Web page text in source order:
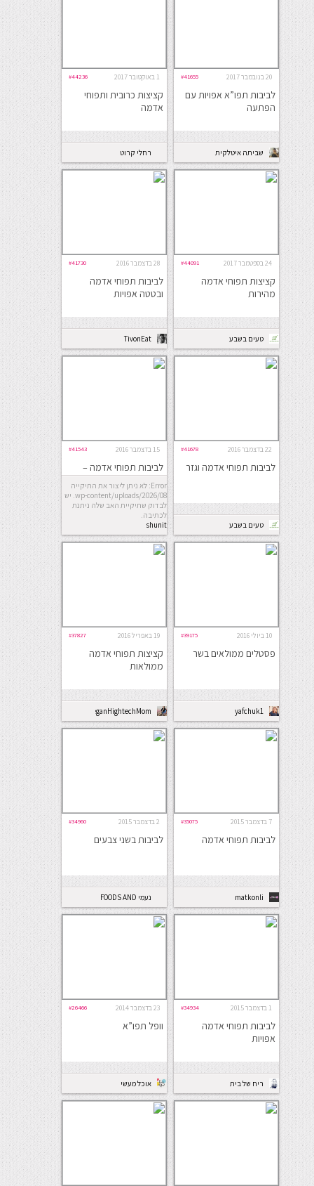
20 בנובמבר 2017 #41655
לביבות תפו”א אפויות עם
הפתעה
שביתה איטלקית
1 באוקטובר 2017 #44236
קציצות כרובית ותפוחי
אדמה
רחלי קרוט
24 בספטמבר 2017 #44091
קציצות תפוחי אדמה
מהירות
טעים בשבע
28 בדצמבר 2016 #41730
לביבות תפוחי אדמה
ובטטה אפויות
TivonEat
22 בדצמבר 2016 #41678
לביבות תפוחי אדמה וגזר
טעים בשבע
15 בדצמבר 2016 #41543
לביבות תפוחי אדמה –
לטקעסError: לא ניתן ליצור את התיקייה
wp-content/uploads/2026/08. יש
לבדוק שתיקיית האב שלה ניתנת
לכתיבה.
shunit
10 ביולי 2016 #39175
פסטלים ממולאים בשר
yafchuk1
19 באפריל 2016 #37827
קציצות תפוחי אדמה
ממולאות
VeganHightechMom
7 בדצמבר 2015 #35075
לביבות תפוחי אדמה
matkonli
2 בדצמבר 2015 #34960
לביבות בשני צבעים
נעמי FOODS AND
PHOTOS.COM
1 בדצמבר 2015 #34934
לביבות תפוחי אדמה
אפויות
ריח של בית
23 בדצמבר 2014 #26466
וופל תפו”א
אוכל מעשי